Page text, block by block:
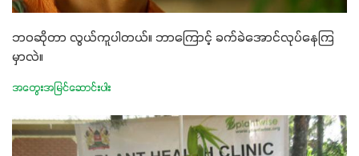
ဘဝဆိုတာ လွယ်ကူပါတယ်။ ဘာကြောင့် ခက်ခဲအောင်လုပ်နေကြ
မှာလဲ။
အတွေးအမြင်ဆောင်းပါး